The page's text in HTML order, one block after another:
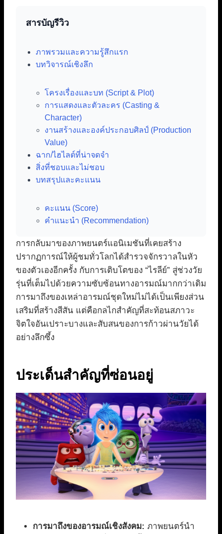
สารบัญรีวิว
ภาพรวมและความรู้สึกแรก
บทวิจารณ์เชิงลึก
โครงเรื่องและบท (Script & Plot)
การแสดงและตัวละคร (Casting &
Character)
งานสร้างและองค์ประกอบศิลป์ (Production
Value)
ฉาก/ไฮไลต์ที่น่าจดจำ
สิ่งที่ชอบและไม่ชอบ
บทสรุปและคะแนน
คะแนน (Score)
คำแนะนำ (Recommendation)
การกลับมาของภาพยนตร์แอนิเมชันที่เคยสร้าง
ปรากฏการณ์ให้ผู้ชมทั่วโลกได้สำรวจจักรวาลในหัว
ของตัวเองอีกครั้ง กับการเติบโตของ “ไรลีย์” สู่ช่วงวัย
รุ่นที่เต็มไปด้วยความซับซ้อนทางอารมณ์มากกว่าเดิม
การมาถึงของเหล่าอารมณ์ชุดใหม่ไม่ได้เป็นเพียงส่วน
เสริมที่สร้างสีสัน แต่คือกลไกสำคัญที่สะท้อนสภาวะ
จิตใจอันเปราะบางและสับสนของการก้าวผ่านวัยได้
อย่างลึกซึ้ง
ประเด็นสำคัญที่ซ่อนอยู่
การมาถึงของอารมณ์เชิงสังคม: ภาพยนตร์นำ